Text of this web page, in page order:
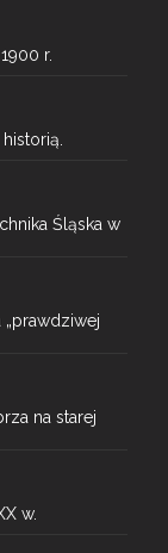
r.
Śląska w
„prawdziwej
na starej
w.